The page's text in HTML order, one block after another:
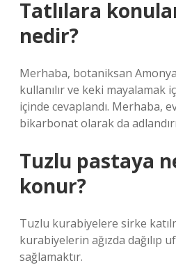
Tatlılara
nedir?
Merhaba, botaniksan
kullanılır ve keki mayalamak
içinde cevaplandı. Merhaba,
bikarbonat olarak da
Tuzlu pastaya
konur?
Tuzlu kurabiyelere sirke
kurabiyelerin ağızda dağılıp
sağlamaktır.